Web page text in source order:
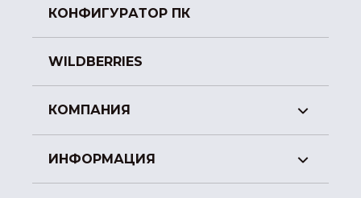
КОНФИГУРАТОР ПК
WILDBERRIES
КОМПАНИЯ
ИНФОРМАЦИЯ